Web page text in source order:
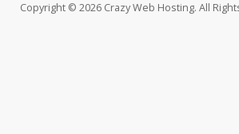
Copyright © 2026 Crazy Web Hosting. All